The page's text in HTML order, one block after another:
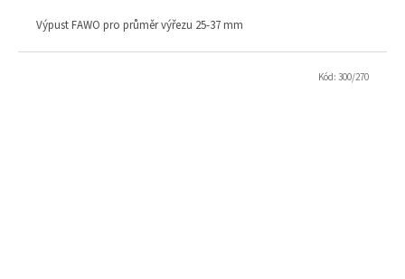
Výpust FAWO pro průměr výřezu 25-37 mm
Kód: 300/270